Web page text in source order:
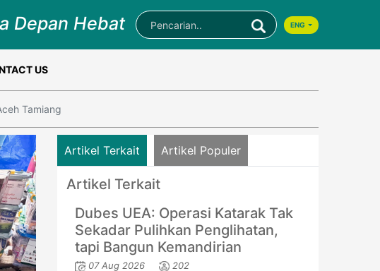
Depan Hebat ENG
US
Tamiang
Artikel Terkait Artikel Populer
Artikel Terkait
Dubes UEA: Operasi Katarak Tak
Sekadar Pulihkan Penglihatan,
tapi Bangun Kemandirian
07 Aug 2026 202